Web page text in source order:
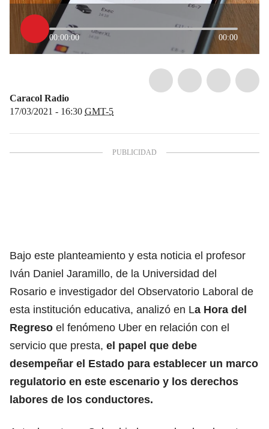
00:00:00 00:00
Caracol Radio
17/03/2021 - 16:30 GMT-5
Bajo este planteamiento y esta noticia el profesor
Iván Daniel Jaramillo, de la Universidad del
Rosario e investigador del Observatorio Laboral de
esta institución educativa, analizó en La Hora del
Regreso el fenómeno Uber en relación con el
servicio que presta, el papel que debe
desempeñar el Estado para establecer un marco
regulatorio en este escenario y los derechos
labores de los conductores.